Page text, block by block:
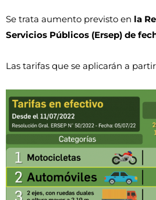
Se trata aumento previsto en la
Servicios Públicos (Ersep) de
Las tarifas que se aplicarán a